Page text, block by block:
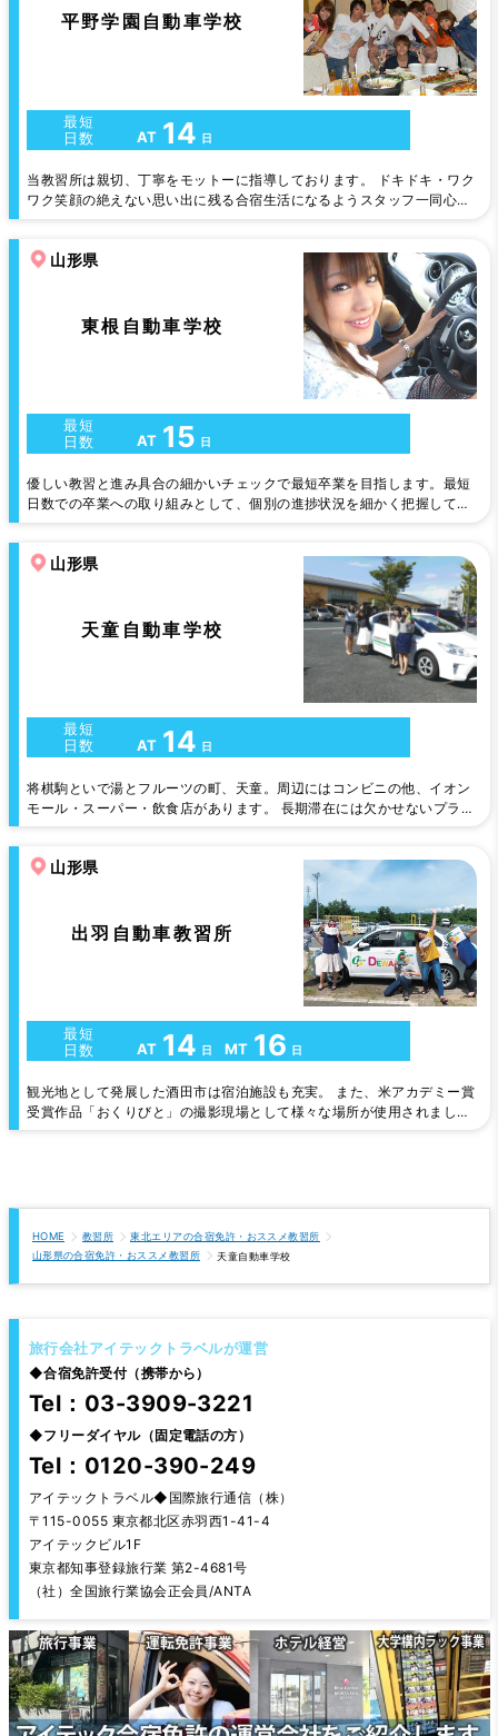
平野学園自動車学校
最短
日数
AT 14 日
当教習所は親切、丁寧をモットーに指導しております。 ドキドキ・ワク
ワク笑顔の絶えない思い出に残る合宿生活になるようスタッフ一同心よ
山形県
東根自動車学校
最短
日数
AT 15 日
優しい教習と進み具合の細かいチェックで最短卒業を目指します。最短
日数での卒業への取り組みとして、個別の進捗状況を細かく把握して遅
ニやイオンもあり、ファーストフードなども豊富。ドラッグや家電、ユ
山形県
天童自動車学校
最短
日数
AT 14 日
将棋駒といで湯とフルーツの町、天童。周辺にはコンビニの他、イオン
モール・スーパー・飲食店があります。 長期滞在には欠かせないプライ
トも開催しています。
山形県
出羽自動車教習所
最短
日数
AT 14 日 MT 16 日
観光地として発展した酒田市は宿泊施設も充実。 また、米アカデミー賞
受賞作品「おくりびと」の撮影現場として様々な場所が使用されまし
HOME 教習所
東北エリアの合宿免許・おススメ教習所
山形県の合宿免許・おススメ教習所
天童自動車学校
旅行会社アイテックトラベルが運営
◆合宿免許受付（携帯から）
Tel：03-3909-3221
◆フリーダイヤル（固定電話の方）
Tel：0120-390-249
アイテックトラベル◆国際旅行通信（株）
〒115-0055 東京都北区赤羽西1-41-4
アイテックビル1F
東京都知事登録旅行業 第2-4681号
（社）全国旅行業協会正会員/ANTA